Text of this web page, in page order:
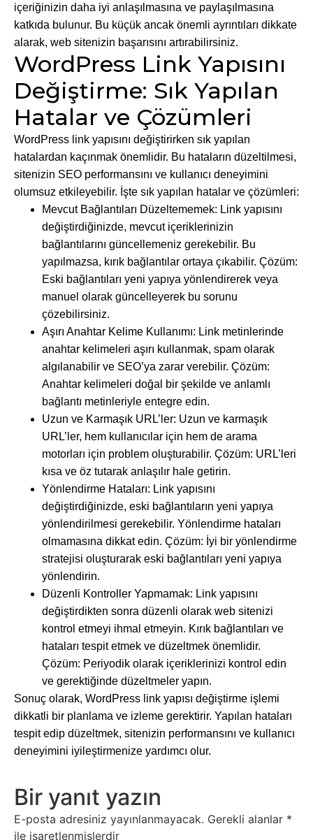
içeriğinizin daha iyi anlaşılmasına ve paylaşılmasına
katkıda bulunur. Bu küçük ancak önemli ayrıntıları dikkate
alarak, web sitenizin başarısını artırabilirsiniz.
WordPress Link Yapısını
Değiştirme: Sık Yapılan
Hatalar ve Çözümleri
WordPress link yapısını değiştirirken sık yapılan
hatalardan kaçınmak önemlidir. Bu hataların düzeltilmesi,
sitenizin SEO performansını ve kullanıcı deneyimini
olumsuz etkileyebilir. İşte sık yapılan hatalar ve çözümleri:
Mevcut Bağlantıları Düzeltememek: Link yapısını
değiştirdiğinizde, mevcut içeriklerinizin
bağlantılarını güncellemeniz gerekebilir. Bu
yapılmazsa, kırık bağlantılar ortaya çıkabilir. Çözüm:
Eski bağlantıları yeni yapıya yönlendirerek veya
manuel olarak güncelleyerek bu sorunu
çözebilirsiniz.
Aşırı Anahtar Kelime Kullanımı: Link metinlerinde
anahtar kelimeleri aşırı kullanmak, spam olarak
algılanabilir ve SEO’ya zarar verebilir. Çözüm:
Anahtar kelimeleri doğal bir şekilde ve anlamlı
bağlantı metinleriyle entegre edin.
Uzun ve Karmaşık URL’ler: Uzun ve karmaşık
URL’ler, hem kullanıcılar için hem de arama
motorları için problem oluşturabilir. Çözüm: URL’leri
kısa ve öz tutarak anlaşılır hale getirin.
Yönlendirme Hataları: Link yapısını
değiştirdiğinizde, eski bağlantıların yeni yapıya
yönlendirilmesi gerekebilir. Yönlendirme hataları
olmamasına dikkat edin. Çözüm: İyi bir yönlendirme
stratejisi oluşturarak eski bağlantıları yeni yapıya
yönlendirin.
Düzenli Kontroller Yapmamak: Link yapısını
değiştirdikten sonra düzenli olarak web sitenizi
kontrol etmeyi ihmal etmeyin. Kırık bağlantıları ve
hataları tespit etmek ve düzeltmek önemlidir.
Çözüm: Periyodik olarak içeriklerinizi kontrol edin
ve gerektiğinde düzeltmeler yapın.
Sonuç olarak, WordPress link yapısı değiştirme işlemi
dikkatli bir planlama ve izleme gerektirir. Yapılan hataları
tespit edip düzeltmek, sitenizin performansını ve kullanıcı
deneyimini iyileştirmenize yardımcı olur.
Bir yanıt yazın
E-posta adresiniz yayınlanmayacak. Gerekli alanlar *
ile işaretlenmişlerdir